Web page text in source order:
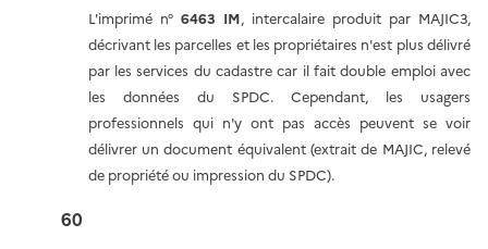
L'imprimé n° 6463 IM, intercalaire produit par MAJIC3,
décrivant les parcelles et les propriétaires n'est plus délivré
par les services du cadastre car il fait double emploi avec
les données du SPDC. Cependant, les usagers
professionnels qui n'y ont pas accès peuvent se voir
délivrer un document équivalent (extrait de MAJIC, relevé
de propriété ou impression du SPDC).
60